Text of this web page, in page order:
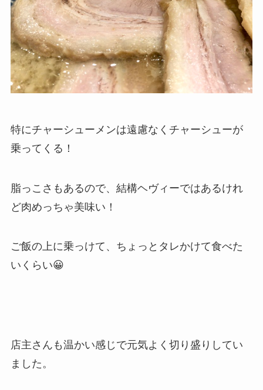
特にチャーシューメンは遠慮なくチャーシューが
乗ってくる！
脂っこさもあるので、結構ヘヴィーではあるけれ
ど肉めっちゃ美味い！
ご飯の上に乗っけて、ちょっとタレかけて食べた
いくらい😀
店主さんも温かい感じで元気よく切り盛りしてい
ました。